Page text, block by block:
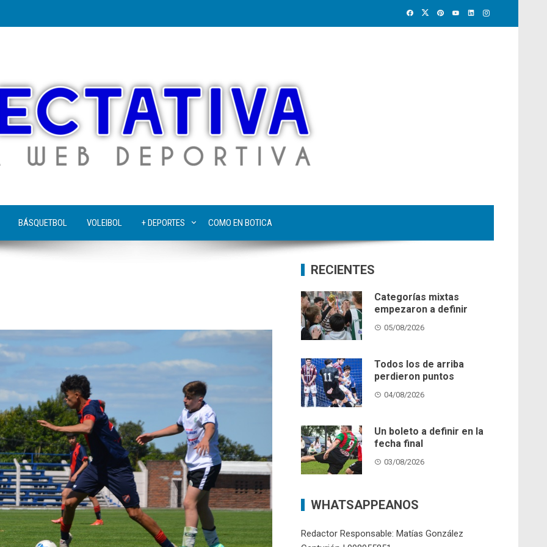
BÁSQUETBOL VOLEIBOL + DEPORTES COMO EN BOTICA
RECIENTES
Categorías mixtas
empezaron a definir
05/08/2026
Todos los de arriba
perdieron puntos
04/08/2026
Un boleto a definir en la
fecha final
03/08/2026
WHATSAPPEANOS
Redactor Responsable: Matías González